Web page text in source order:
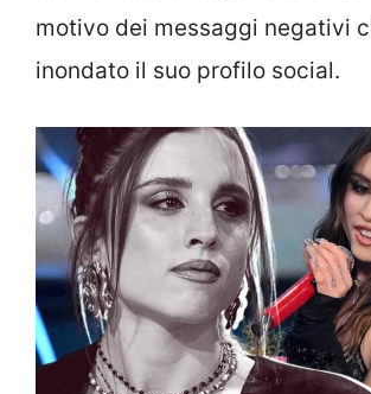
motivo dei messaggi negativi
inondato il suo profilo social.